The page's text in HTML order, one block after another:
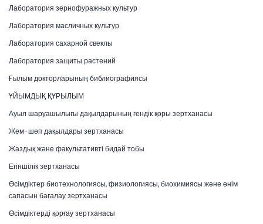
Лаборатория зернофуражных культур
Лаборатория масличных культур
Лаборатория сахарной свеклы
Лаборатория защиты растений
Ғылым докторларының библиографиясы
ҰЙЫМДЫҚ ҚҰРЫЛЫМ
Ауыл шаруашылығы дақылдарының гендік қоры зертханасы
Жем-шөп дақылдары зертханасы
Жаздық және факультативті бидай тобы
Егіншілік зертханасы
Өсімдіктер биотехнологиясы, физиологиясы, биохимиясы және өнім
сапасын бағалау зертханасы
Өсімдіктерді қорғау зертханасы